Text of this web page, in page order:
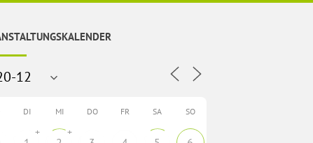
DI MI DO FR SA SO
+ +